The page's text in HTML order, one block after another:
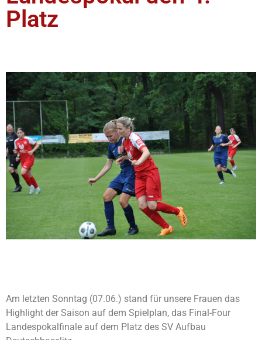
Platz
Am letzten Sonntag (07.06.) stand für unsere Frauen das
Highlight der Saison auf dem Spielplan, das Final-Four
Landespokalfinale auf dem Platz des SV Aufbau